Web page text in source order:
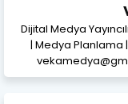
Dijital Medya
| Medya Planlama |